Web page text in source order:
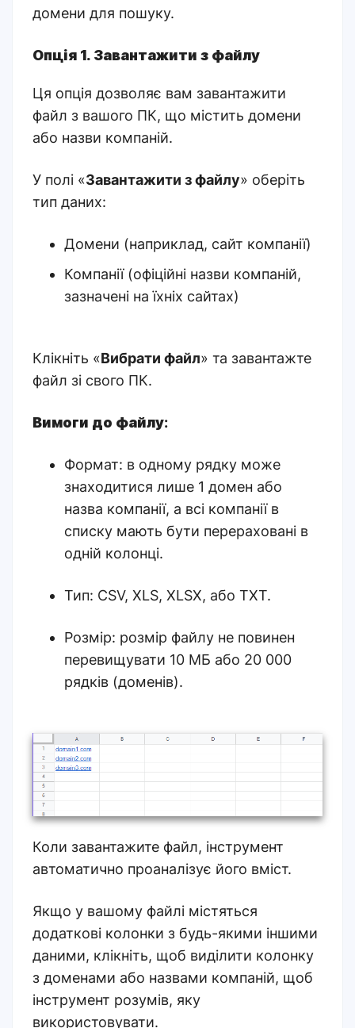
домени для пошуку.
Опція 1. Завантажити з файлу
Ця опція дозволяє вам завантажити
файл з вашого ПК, що містить домени
або назви компаній.
У полі «Завантажити з файлу» оберіть
тип даних:
Домени (наприклад, сайт компанії)
Компанії (офіційні назви компаній,
зазначені на їхніх сайтах)
Клікніть «Вибрати файл» та завантажте
файл зі свого ПК.
Вимоги до файлу:
Формат: в одному рядку може
знаходитися лише 1 домен або
назва компанії, а всі компанії в
списку мають бути перераховані в
одній колонці.
Тип: CSV, XLS, XLSX, або TXT.
Розмір: розмір файлу не повинен
перевищувати 10 МБ або 20 000
рядків (доменів).
Коли завантажите файл, інструмент
автоматично проаналізує його вміст.
Якщо у вашому файлі містяться
додаткові колонки з будь-якими іншими
даними, клікніть, щоб виділити колонку
з доменами або назвами компаній, щоб
інструмент розумів, яку
використовувати.